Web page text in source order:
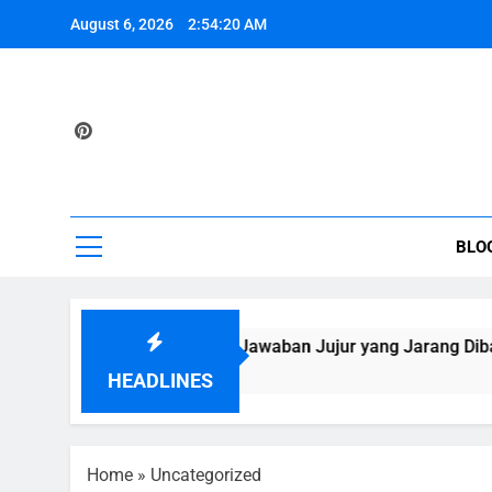
August 6, 2026 2:54:21 AM
HEADLINES
Ini Jawaban Jujur yang Jarang Dibahas
Home » Uncategorized